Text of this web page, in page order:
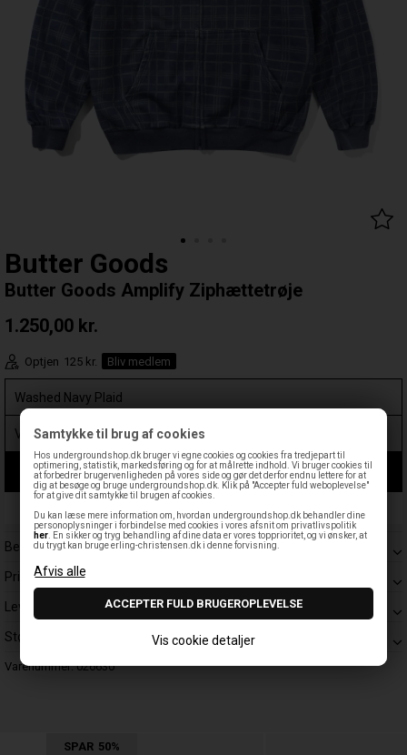
Samtykke til brug af cookies
Hos undergroundshop.dk bruger vi egne cookies og cookies fra tredjepart til
optimering, statistik, markedsføring og for at målrette indhold. Vi bruger cookies til
at forbedrer brugervenligheden på vores side og gør det derfor endnu lettere for at
dig at besøge og bruge undergroundshop.dk. Klik på "Accepter fuld weboplevelse"
for at give dit samtykke til brugen af cookies.
Du kan læse mere information om, hvordan undergroundshop.dk behandler dine
personoplysninger i forbindelse med cookies i vores afsnit om privatlivspolitik
her . En sikker og tryg behandling af dine data er vores topprioritet, og vi ønsker, at
du trygt kan bruge erling-christensen.dk i denne forvisning.
Vis cookie detaljer
Butter Goods
Butter Goods Amplify Ziphættetrøje
1.250,00 kr.
Optjen 125 kr. Bliv medlem
LÆG I KURV
Leveringstid: 1-3 hverdage
Beskrivelse
Prisgaranti
Levering
Størrelsesguide
Varenummer:026630
SPAR 50%